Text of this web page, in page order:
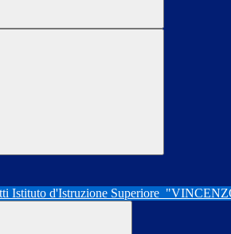
Istituto d'Istruzione Superiore